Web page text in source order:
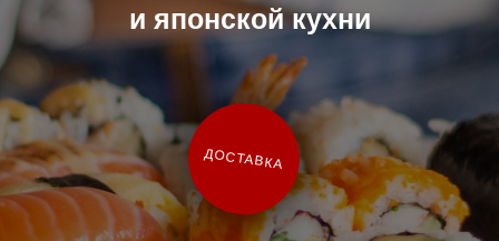
ДОСТАВКА
и японской кухни